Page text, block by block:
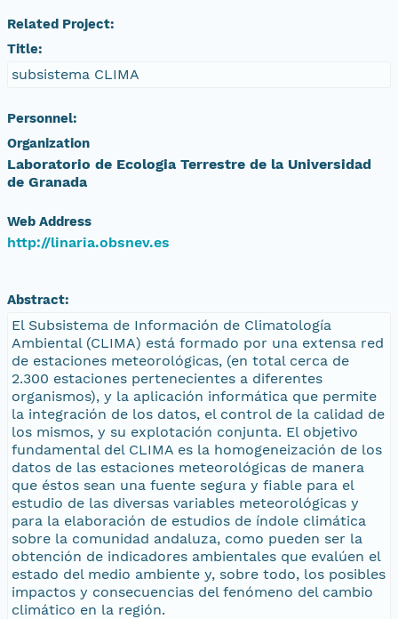
Related Project:
Title:
subsistema CLIMA
Personnel:
Organization
Laboratorio de Ecologia Terrestre de la Universidad
de Granada
Web Address
http://linaria.obsnev.es
Abstract:
El Subsistema de Información de Climatología
Ambiental (CLIMA) está formado por una extensa red
de estaciones meteorológicas, (en total cerca de
2.300 estaciones pertenecientes a diferentes
organismos), y la aplicación informática que permite
la integración de los datos, el control de la calidad de
los mismos, y su explotación conjunta. El objetivo
fundamental del CLIMA es la homogeneización de los
datos de las estaciones meteorológicas de manera
que éstos sean una fuente segura y fiable para el
estudio de las diversas variables meteorológicas y
para la elaboración de estudios de índole climática
sobre la comunidad andaluza, como pueden ser la
obtención de indicadores ambientales que evalúen el
estado del medio ambiente y, sobre todo, los posibles
impactos y consecuencias del fenómeno del cambio
climático en la región.